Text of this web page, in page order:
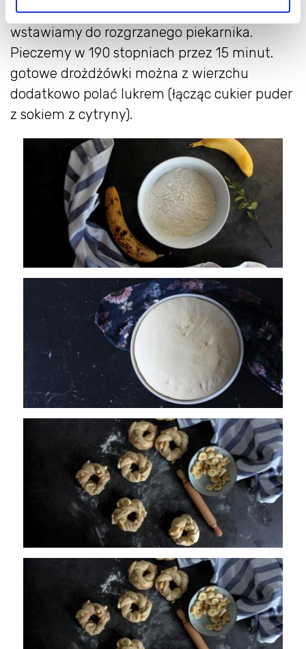
5. Wianuszki smarujemy z wierzchu białkiem i
wstawiamy do rozgrzanego piekarnika.
Pieczemy w 190 stopniach przez 15 minut.
gotowe drożdżówki można z wierzchu
dodatkowo polać lukrem (łącząc cukier puder
z sokiem z cytryny).